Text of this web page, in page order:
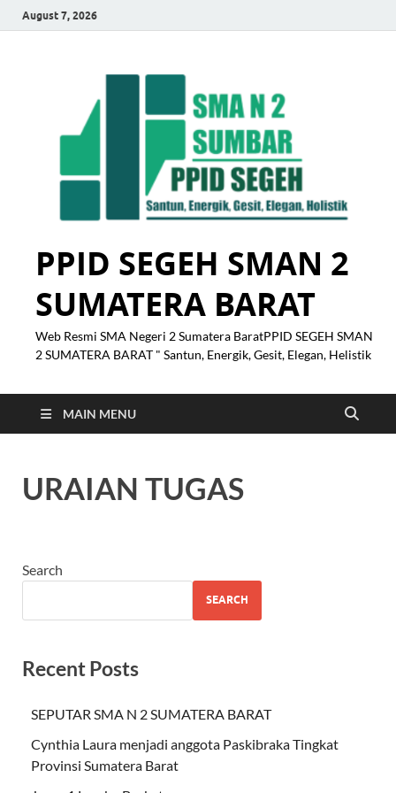
August 7, 2026
PPID SEGEH SMAN 2
SUMATERA BARAT
Web Resmi SMA Negeri 2 Sumatera BaratPPID SEGEH SMAN
2 SUMATERA BARAT " Santun, Energik, Gesit, Elegan, Helistik
MAIN MENU
URAIAN TUGAS
Search
SEARCH
Recent Posts
SEPUTAR SMA N 2 SUMATERA BARAT
Cynthia Laura menjadi anggota Paskibraka Tingkat
Provinsi Sumatera Barat